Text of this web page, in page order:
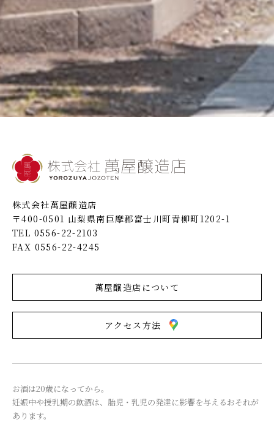
株式会社萬屋醸造店
〒400-0501 山梨県南巨摩郡富士川町青柳町1202-1
TEL 0556-22-2103
FAX 0556-22-4245
萬屋醸造店について
アクセス方法
お酒は20歳になってから。
妊娠中や授乳期の飲酒は、胎児・乳児の発達に影響を与えるおそれが
あります。